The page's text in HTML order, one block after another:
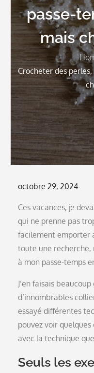
passe-
mais
Crocheter des
Posted
octobre 29, 2024
Ces vacances, je
qui ne prenne pas
facilement emporter
toute une recherche,
à mon passe-temps
J’en faisais
d’innombrables
essayé différentes
pouvez voir quelques
avec la technique que
Seuls les